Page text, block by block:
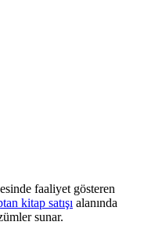
faaliyet gösteren
kitap satışı alanında
sunar.